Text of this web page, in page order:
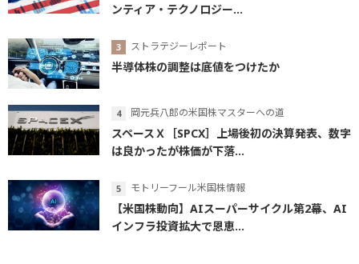
ンティア・テクノロジー...
ストラテジーレポート
半導体株の調整は底値をつけたか
岡元兵八郎の米国株マスターへの道
スペースＸ［SPCX］上場後初の決算発表、数字
は良かったが株価が下落...
モトリーフール米国株情報
【米国株動向】AIスーパーサイクル第2幕、AI
インフラ投資拡大で恩恵...